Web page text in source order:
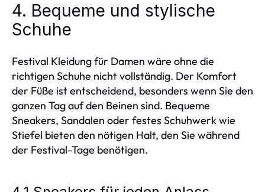
4. Bequeme und stylische
Schuhe
Festival Kleidung für Damen wäre ohne die
richtigen Schuhe nicht vollständig. Der Komfort
der Füße ist entscheidend, besonders wenn Sie den
ganzen Tag auf den Beinen sind. Bequeme
Sneakers, Sandalen oder festes Schuhwerk wie
Stiefel bieten den nötigen Halt, den Sie während
der Festival-Tage benötigen.